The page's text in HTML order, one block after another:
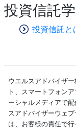
投資信託
投資信託と
ウエルスアドバイザ
ト、スマートフォン
ーシャルメディアで
スアドバイザーウェ
は、お客様の責任で